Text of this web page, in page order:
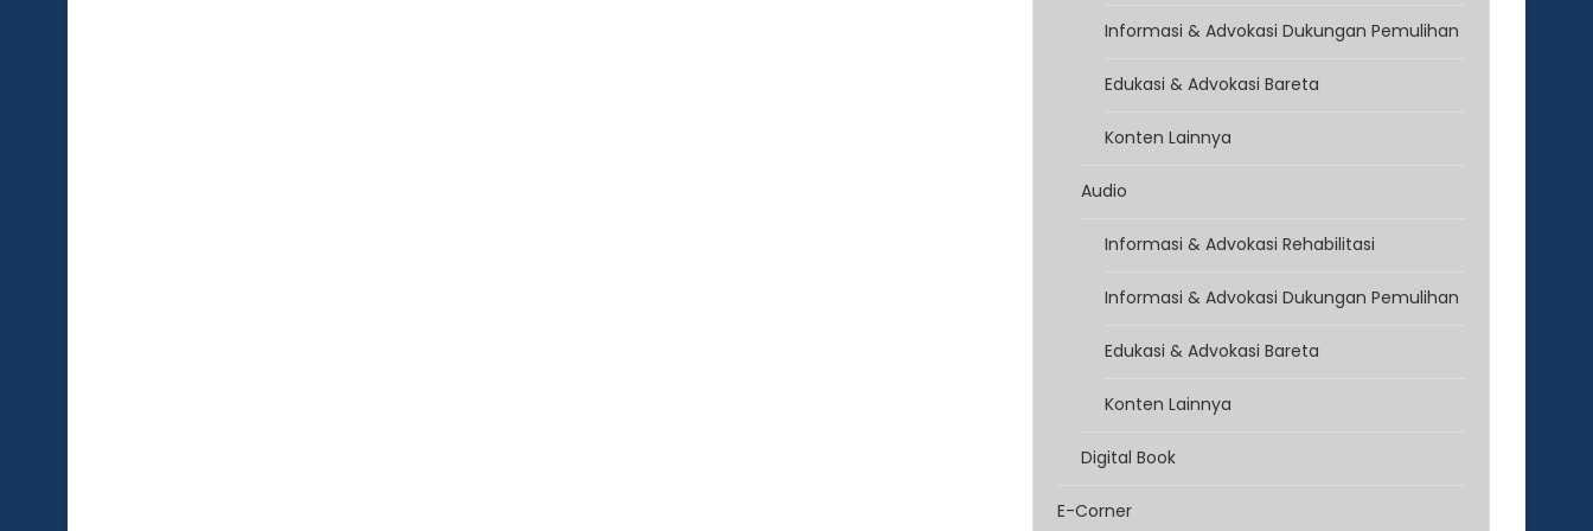
Informasi & Advokasi Dukungan Pemulihan
Edukasi & Advokasi Bareta
Konten Lainnya
Audio
Informasi & Advokasi Rehabilitasi
Informasi & Advokasi Dukungan Pemulihan
Edukasi & Advokasi Bareta
Konten Lainnya
Digital Book
E-Corner